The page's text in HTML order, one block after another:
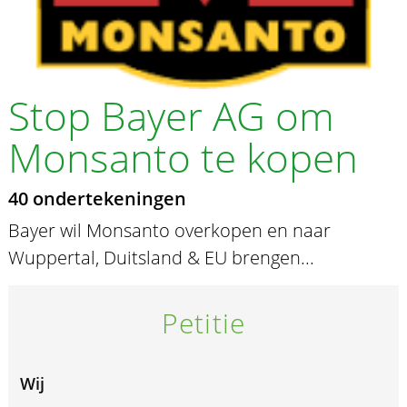
Stop Bayer AG om
Monsanto te kopen
40 ondertekeningen
Bayer wil Monsanto overkopen en naar
Wuppertal, Duitsland & EU brengen...
Petitie
Wij